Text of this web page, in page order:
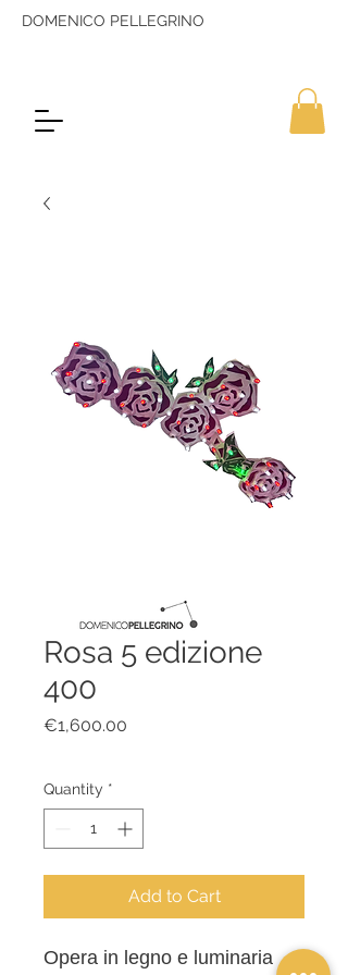
DOMENICO PELLEGRINO
Rosa 5 edizione
400
€1,600.00
Quantity *
Add to Cart
Opera in legno e luminaria